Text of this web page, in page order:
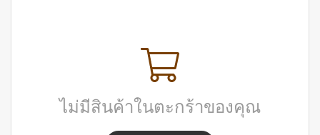
ไม่มีสินค้าในตะกร้าของคุณ